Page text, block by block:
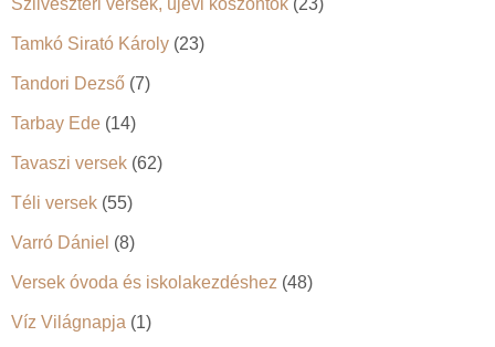
Tamkó Sirató Károly (23)
Tandori Dezső (7)
Tarbay Ede (14)
Tavaszi versek (62)
Téli versek (55)
Varró Dániel (8)
Versek óvoda és iskolakezdéshez (48)
Víz Világnapja (1)